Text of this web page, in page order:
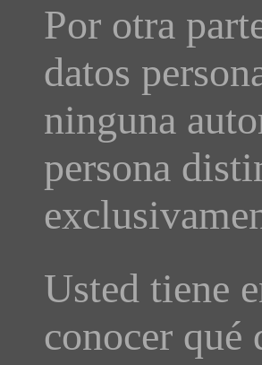
Por otra
datos
ninguna
persona
Usted tiene
conocer qué